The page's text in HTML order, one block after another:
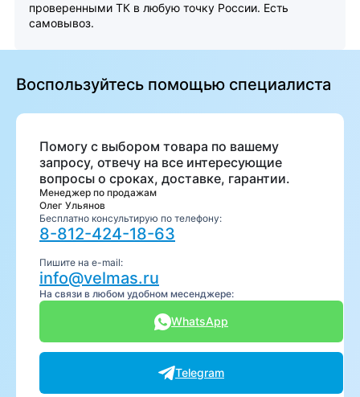
проверенными ТК в любую точку России. Есть
самовывоз.
Воспользуйтесь помощью специалиста
Помогу с выбором товара по вашему
запросу, отвечу на все интересующие
вопросы о сроках, доставке, гарантии.
Менеджер по продажам
Олег Ульянов
Бесплатно консультирую по телефону:
8-812-424-18-63
Пишите на e-mail:
info@velmas.ru
На связи в любом удобном месенджере:
WhatsApp
Telegram